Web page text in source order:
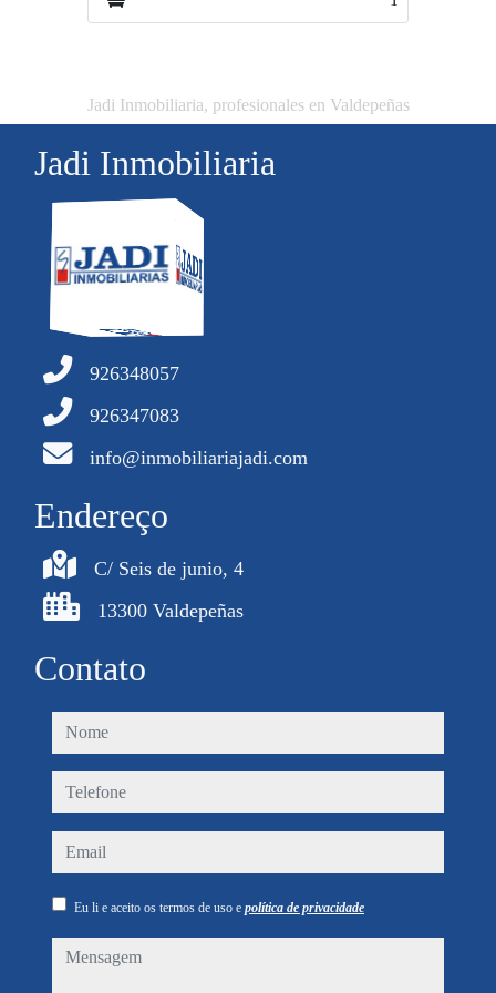
Jadi Inmobiliaria, profesionales en Valdepeñas
Jadi Inmobiliaria
926348057
926347083
info@inmobiliariajadi.com
Endereço
C/ Seis de junio, 4
13300 Valdepeñas
Contato
nome
telefone
email
Eu li e aceito os termos de uso e política de privacidade
mensagem